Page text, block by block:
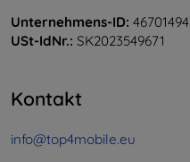
Unternehmens-ID: 46701494
USt-IdNr.: SK2023549671
Kontakt
info@top4mobile.eu